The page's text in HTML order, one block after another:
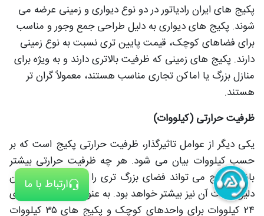
ارتباط با ما
پکیج های ایران رادیاتور در دو نوع دیواری و زمینی عرضه می
شوند. پکیج های دیواری به دلیل طراحی جمع وجور و مناسب
برای فضاهای کوچک، قیمت پایین تری نسبت به نوع زمینی
دارند. پکیج های زمینی که ظرفیت بالاتری دارند و به ویژه برای
منازل بزرگ یا اماکن تجاری مناسب هستند، معمولاً گران تر
هستند.
ظرفیت حرارتی (کیلووات)
یکی دیگر از عوامل تاثیرگذار، ظرفیت حرارتی پکیج است که بر
حسب کیلووات بیان می شود. هر چه ظرفیت حرارتی بیشتر
باشد، پکیج می تواند فضای بزرگ تری را گرم کند و به همین
دلیل قیمت آن نیز بیشتر خواهد بود. به عنوان مثال، پکیج های
۲۴ کیلووات برای واحدهای کوچک و پکیج های ۳۵ کیلووات